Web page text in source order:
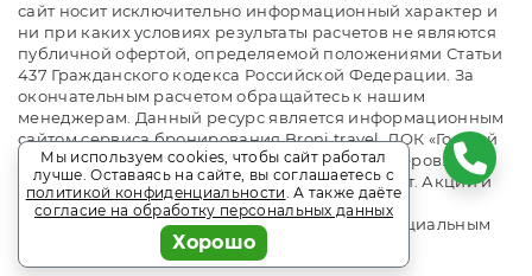
сайт носит исключительно информационный характер и
ни при каких условиях результаты расчетов не являются
публичной офертой, определяемой положениями Статьи
437 Гражданского кодекса Российской Федерации. За
окончательным расчетом обращайтесь к нашим
менеджерам. Данный ресурс является информационным
сайтом сервиса бронирования Broni.travel. ЛОК «Горный
Воздух» Лоо. Сайт онлайн бронирования номеров.
Актуальные цены, прайс-листы и наличие мест. Акции и
спецпредложения. Выгодное бронирование.
Индивидуальный менеджер. Не является официальным
сайтом объекта размещения.
Мы используем cookies, чтобы сайт работал
лучше. Оставаясь на сайте, вы соглашаетесь с
политикой конфиденциальности. А также даёте
согласие на обработку персональных данных
Хорошо